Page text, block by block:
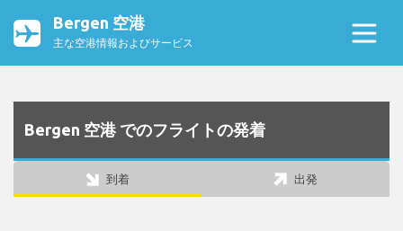
Bergen 空港
主な空港情報およびサービス
Bergen 空港 でのフライトの発着
到着 出発